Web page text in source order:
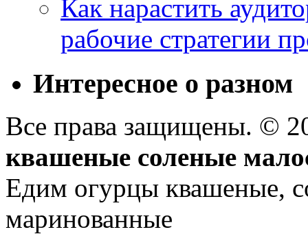
Как нарастить
рабочие стратегии
Интересное о разном
Все права защищены. ©
квашеные соленые
Едим огурцы квашеные,
маринованные